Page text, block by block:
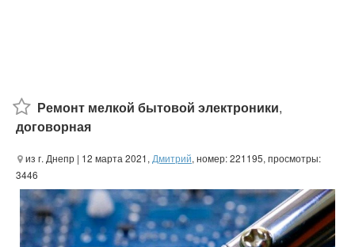
Ремонт мелкой бытовой электроники,
договорная
из г. Днепр | 12 марта 2021, Дмитрий, номер: 221195, просмотры:
3446